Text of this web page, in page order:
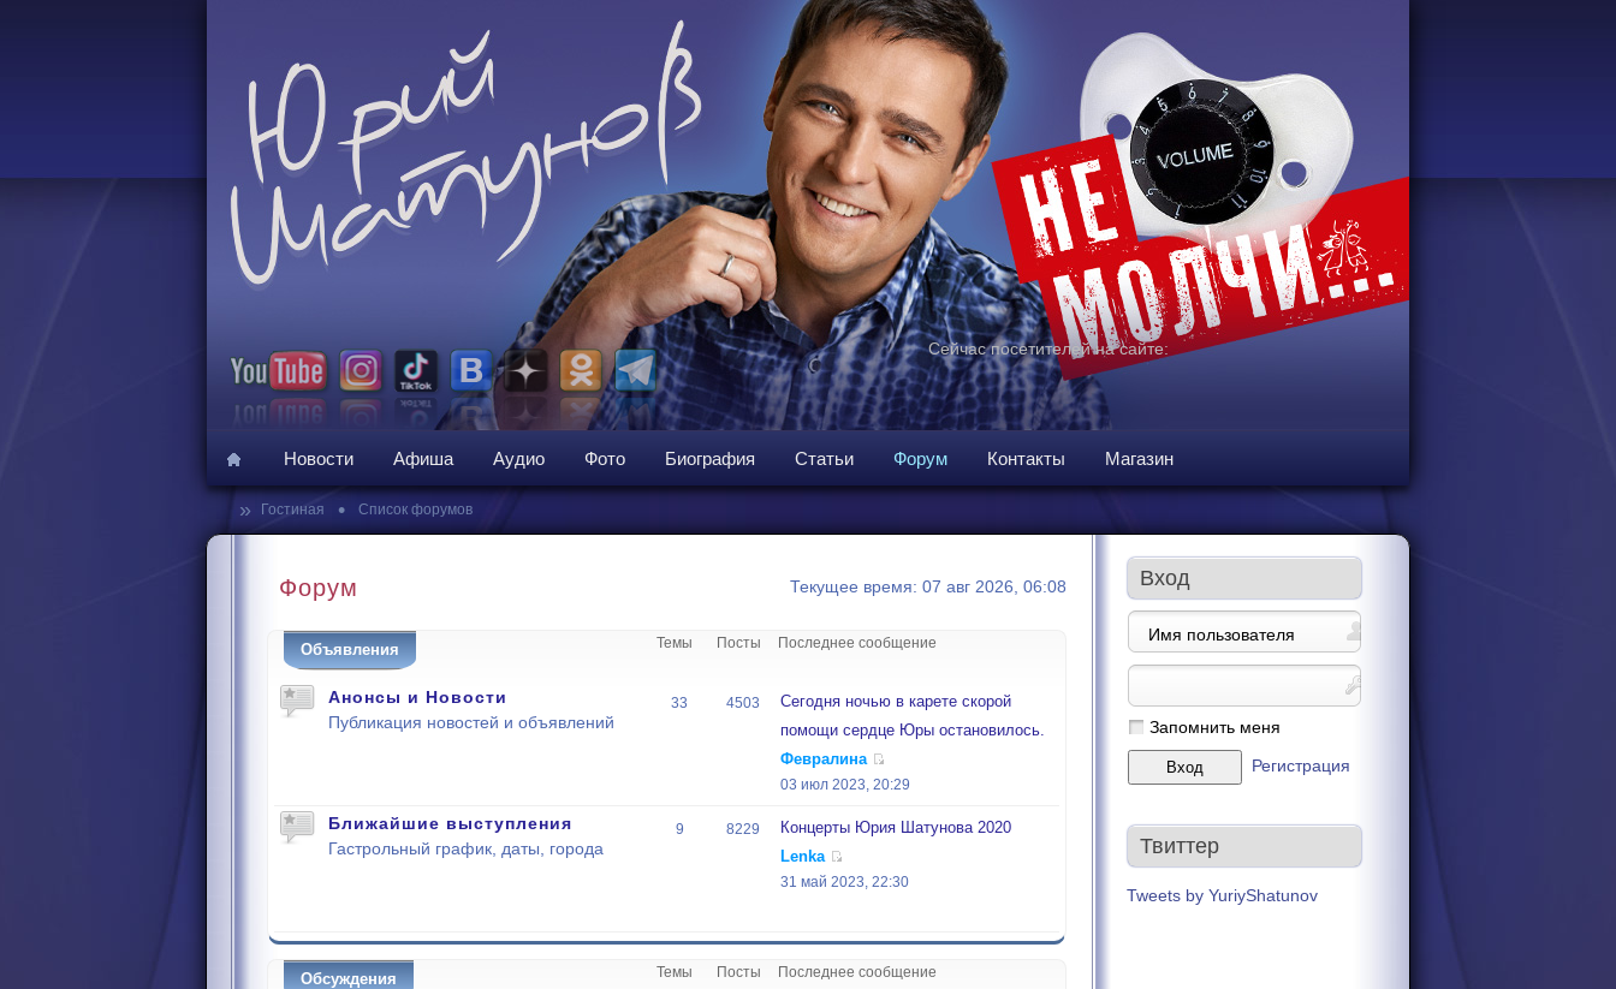
Сейчас посетителей на сайте:
Новости Афиша Аудио Фото Биография Статьи Форум Контакты Магазин
» Гостиная • Список форумов
Форум Текущее время: 07 авг 2026, 06:08
Объявления Темы Посты Последнее сообщение
Анонсы и Новости
Публикация новостей и объявлений
33 4503
Сегодня ночью в карете скорой
помощи сердце Юры остановилось.
Февралина
03 июл 2023, 20:29
Ближайшие выступления
Гастрольный график, даты, города
9 8229
Концерты Юрия Шатунова 2020
Lenka
31 май 2023, 22:30
Обсуждения Темы Посты Последнее сообщение
Вход
Запомнить меня
Регистрация
Твиттер
Tweets by YuriyShatunov